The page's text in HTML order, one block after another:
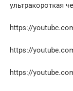
ультракороткая
https://
https://
https://